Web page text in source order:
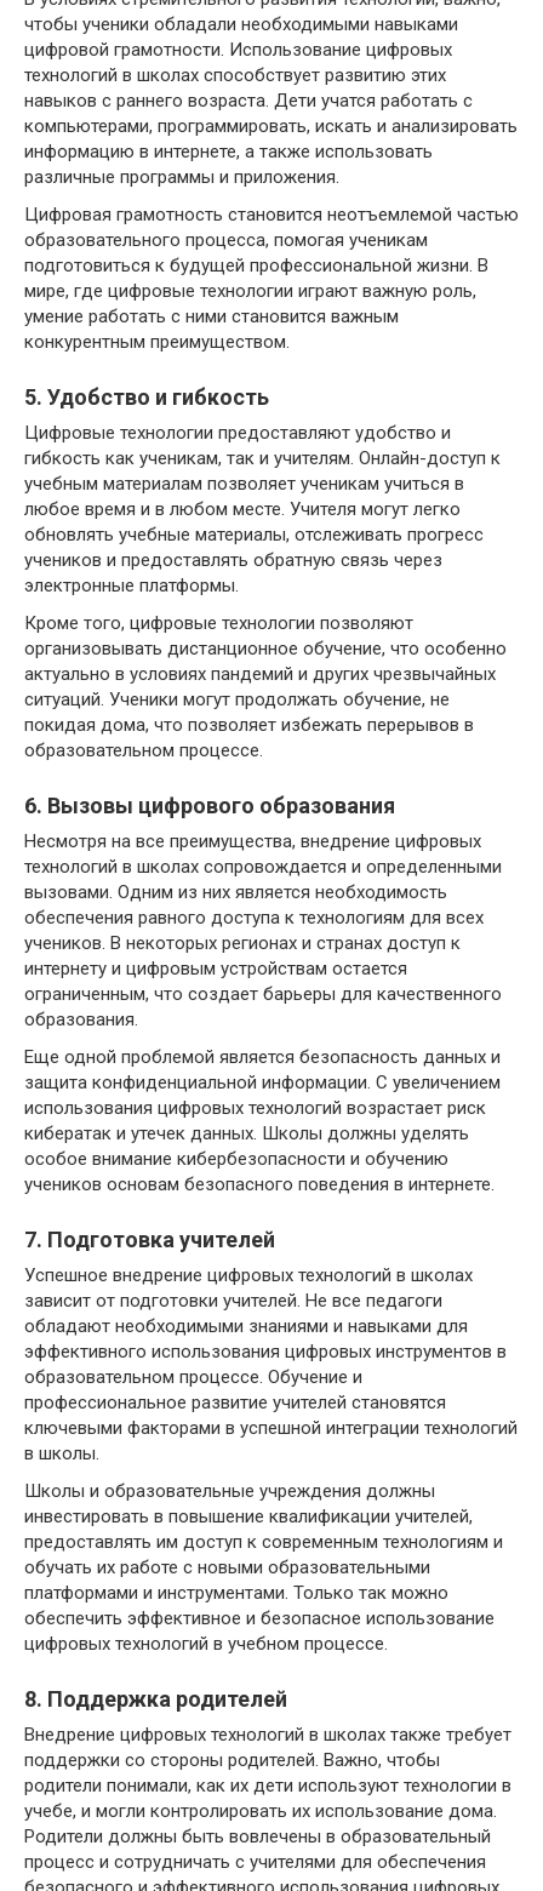
чтобы ученики обладали необходимыми навыками
цифровой грамотности. Использование цифровых
технологий в школах способствует развитию этих
навыков с раннего возраста. Дети учатся работать с
компьютерами, программировать, искать и анализировать
информацию в интернете, а также использовать
различные программы и приложения.
Цифровая грамотность становится неотъемлемой частью
образовательного процесса, помогая ученикам
подготовиться к будущей профессиональной жизни. В
мире, где цифровые технологии играют важную роль,
умение работать с ними становится важным
конкурентным преимуществом.
5. Удобство и гибкость
Цифровые технологии предоставляют удобство и
гибкость как ученикам, так и учителям. Онлайн-доступ к
учебным материалам позволяет ученикам учиться в
любое время и в любом месте. Учителя могут легко
обновлять учебные материалы, отслеживать прогресс
учеников и предоставлять обратную связь через
электронные платформы.
Кроме того, цифровые технологии позволяют
организовывать дистанционное обучение, что особенно
актуально в условиях пандемий и других чрезвычайных
ситуаций. Ученики могут продолжать обучение, не
покидая дома, что позволяет избежать перерывов в
образовательном процессе.
6. Вызовы цифрового образования
Несмотря на все преимущества, внедрение цифровых
технологий в школах сопровождается и определенными
вызовами. Одним из них является необходимость
обеспечения равного доступа к технологиям для всех
учеников. В некоторых регионах и странах доступ к
интернету и цифровым устройствам остается
ограниченным, что создает барьеры для качественного
образования.
Еще одной проблемой является безопасность данных и
защита конфиденциальной информации. С увеличением
использования цифровых технологий возрастает риск
кибератак и утечек данных. Школы должны уделять
особое внимание кибербезопасности и обучению
учеников основам безопасного поведения в интернете.
7. Подготовка учителей
Успешное внедрение цифровых технологий в школах
зависит от подготовки учителей. Не все педагоги
обладают необходимыми знаниями и навыками для
эффективного использования цифровых инструментов в
образовательном процессе. Обучение и
профессиональное развитие учителей становятся
ключевыми факторами в успешной интеграции технологий
в школы.
Школы и образовательные учреждения должны
инвестировать в повышение квалификации учителей,
предоставлять им доступ к современным технологиям и
обучать их работе с новыми образовательными
платформами и инструментами. Только так можно
обеспечить эффективное и безопасное использование
цифровых технологий в учебном процессе.
8. Поддержка родителей
Внедрение цифровых технологий в школах также требует
поддержки со стороны родителей. Важно, чтобы
родители понимали, как их дети используют технологии в
учебе, и могли контролировать их использование дома.
Родители должны быть вовлечены в образовательный
процесс и сотрудничать с учителями для обеспечения